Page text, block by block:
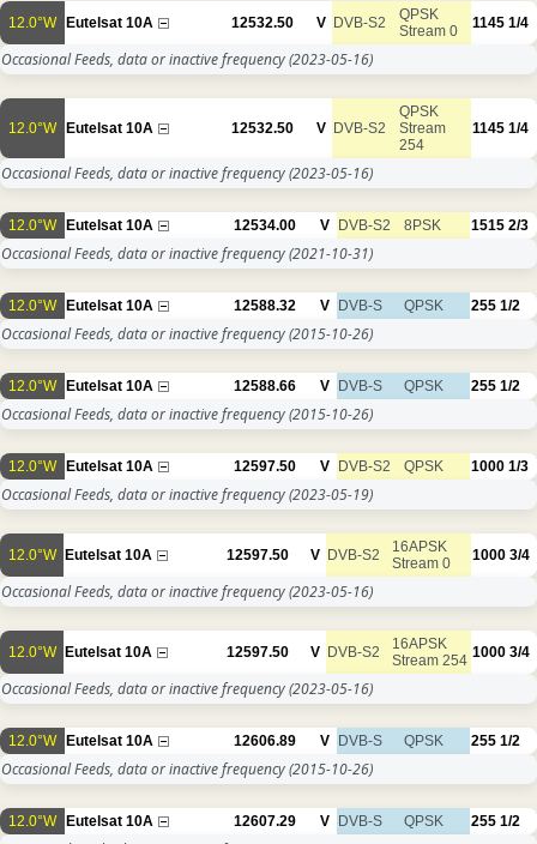
12.0°W Eutelsat 10A 12532.50 V DVB-S2
QPSK
Stream 0
1145 1/4
Occasional Feeds, data or inactive frequency(2023-05-16)
12.0°W Eutelsat 10A 12532.50 V DVB-S2
QPSK
Stream
254
1145 1/4
Occasional Feeds, data or inactive frequency(2023-05-16)
12.0°W Eutelsat 10A 12534.00 V DVB-S2 8PSK 1515 2/3
Occasional Feeds, data or inactive frequency(2021-10-31)
12.0°W Eutelsat 10A 12588.32 V DVB-S QPSK 255 1/2
Occasional Feeds, data or inactive frequency(2015-10-26)
12.0°W Eutelsat 10A 12588.66 V DVB-S QPSK 255 1/2
Occasional Feeds, data or inactive frequency(2015-10-26)
12.0°W Eutelsat 10A 12597.50 V DVB-S2 QPSK 1000 1/3
Occasional Feeds, data or inactive frequency(2023-05-19)
12.0°W Eutelsat 10A 12597.50 V DVB-S2
16APSK
Stream 0
1000 3/4
Occasional Feeds, data or inactive frequency(2023-05-16)
12.0°W Eutelsat 10A 12597.50 V DVB-S2
16APSK
Stream 254 1000 3/4
Occasional Feeds, data or inactive frequency(2023-05-16)
12.0°W Eutelsat 10A 12606.89 V DVB-S QPSK 255 1/2
Occasional Feeds, data or inactive frequency(2015-10-26)
12.0°W Eutelsat 10A 12607.29 V DVB-S QPSK 255 1/2